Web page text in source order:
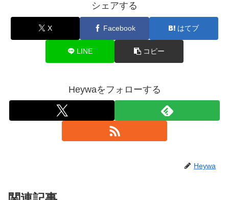
シェアする
X Facebook はてブ
LINE コピー
Heywaをフォローする
Heywa